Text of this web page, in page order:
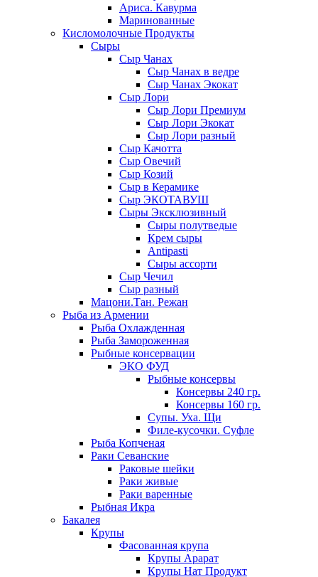
Ариса. Кавурма
Маринованные
Кисломолочные Продукты
Сыры
Сыр Чанах
Сыр Чанах в ведре
Сыр Чанах Экокат
Сыр Лори
Сыр Лори Премиум
Сыр Лори Экокат
Сыр Лори разный
Сыр Качотта
Сыр Овечий
Сыр Козий
Сыр в Керамике
Сыр ЭКОТАВУШ
Сыры Эксклюзивный
Сыры полутведые
Крем сыры
Antipasti
Сыры ассорти
Сыр Чечил
Сыр разный
Мацони.Тан. Режан
Рыба из Армении
Рыба Охлажденная
Рыба Замороженная
Рыбные консервации
ЭКО ФУД
Рыбные консервы
Консервы 240 гр.
Консервы 160 гр.
Супы. Уха. Щи
Филе-кусочки. Суфле
Рыба Копченая
Раки Севанские
Раковые шейки
Раки живые
Раки варенные
Рыбная Икра
Бакалея
Крупы
Фасованная крупа
Крупы Арарат
Крупы Нат Продукт